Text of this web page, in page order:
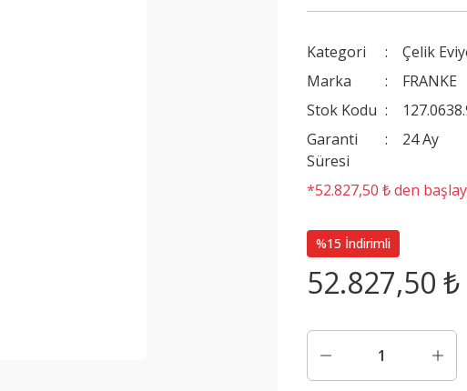
Kategori
Çelik
Marka
FRANKE
Stok Kodu
Garanti
Süresi
24 Ay
*52.827,50 ₺ den
%15 İndirimli
52.827,50 ₺